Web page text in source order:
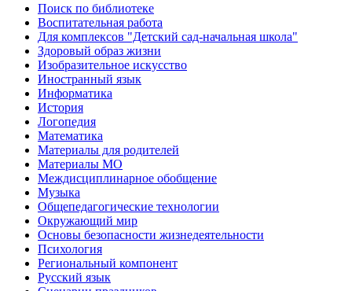
Поиск по библиотеке
Воспитательная работа
Для комплексов "Детский сад-начальная школа"
Здоровый образ жизни
Изобразительное искусство
Иностранный язык
Информатика
История
Логопедия
Математика
Материалы для родителей
Материалы МО
Междисциплинарное обобщение
Музыка
Общепедагогические технологии
Окружающий мир
Основы безопасности жизнедеятельности
Психология
Региональный компонент
Русский язык